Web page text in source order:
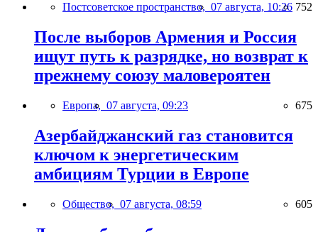
Постсоветское пространство, 07 августа, 10:26 752
После выборов Армения и Россия
ищут путь к разрядке, но возврат к
прежнему союзу маловероятен
Европа, 07 августа, 09:23 675
Азербайджанский газ становится
ключом к энергетическим
амбициям Турции в Европе
Общество, 07 августа, 08:59 605